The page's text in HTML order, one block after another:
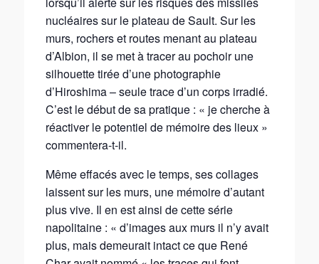
nucléaires sur le plateau de Sault. Sur les
murs, rochers et routes menant au plateau
d’Albion, il se met à tracer au pochoir une
silhouette tirée d’une photographie
d’Hiroshima – seule trace d’un corps irradié.
C’est le début de sa pratique : « je cherche à
réactiver le potentiel de mémoire des lieux »
commentera-t-il.
Même effacés avec le temps, ses collages
laissent sur les murs, une mémoire d’autant
plus vive. Il en est ainsi de cette série
napolitaine : « d’images aux murs il n’y avait
plus, mais demeurait intact ce que René